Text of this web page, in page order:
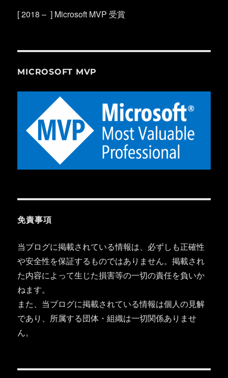
[ 2018 – ] Microsoft MVP 受賞
MICROSOFT MVP
免責事項
当ブログに掲載されている情報は、必ずしも正確性
や安全性を保証するものではありません。掲載され
た内容によって生じた損害等の一切の責任を負いか
ねます。
また、当ブログに掲載されている情報は個人の見解
であり、所属する団体・組織は一切関係ありませ
ん。